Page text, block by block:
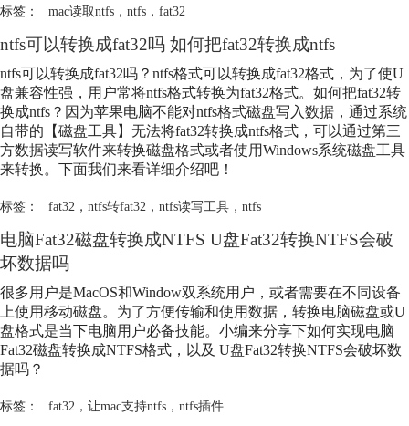
标签： mac读取ntfs， ntfs， fat32
ntfs可以转换成fat32吗 如何把fat32转换成ntfs
ntfs可以转换成fat32吗？ntfs格式可以转换成fat32格式，为了使U
盘兼容性强，用户常将ntfs格式转换为fat32格式。如何把fat32转
换成ntfs？因为苹果电脑不能对ntfs格式磁盘写入数据，通过系统
自带的【磁盘工具】无法将fat32转换成ntfs格式，可以通过第三
方数据读写软件来转换磁盘格式或者使用Windows系统磁盘工具
来转换。下面我们来看详细介绍吧！
标签： fat32 ， ntfs转fat32 ， ntfs读写工具， ntfs
电脑Fat32磁盘转换成NTFS U盘Fat32转换NTFS会破
坏数据吗
很多用户是MacOS和Window双系统用户，或者需要在不同设备
上使用移动磁盘。为了方便传输和使用数据，转换电脑磁盘或U
盘格式是当下电脑用户必备技能。小编来分享下如何实现电脑
Fat32磁盘转换成NTFS格式，以及 U盘Fat32转换NTFS会破坏数
据吗？
标签： fat32 ， 让mac支持ntfs， ntfs插件